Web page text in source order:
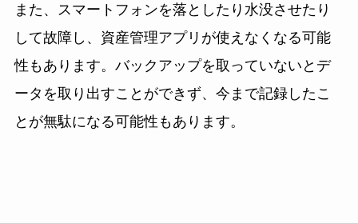
また、スマートフォンを落としたり水没させたり
して故障し、資産管理アプリが使えなくなる可能
性もあります。バックアップを取っていないとデ
ータを取り出すことができず、今まで記録したこ
とが無駄になる可能性もあります。